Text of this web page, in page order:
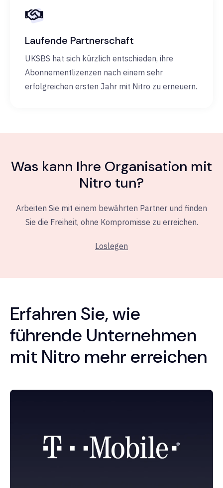
Laufende Partnerschaft
UKSBS hat sich kürzlich entschieden, ihre
Abonnementlizenzen nach einem sehr
erfolgreichen ersten Jahr mit Nitro zu erneuern.
Was kann Ihre Organisation mit
Nitro tun?
Arbeiten Sie mit einem bewährten Partner und finden
Sie die Freiheit, ohne Kompromisse zu erreichen.
Loslegen
Erfahren Sie, wie
führende Unternehmen
mit Nitro mehr erreichen